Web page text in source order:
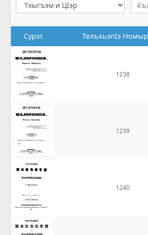
Сурэт ТелъхьэпIэ Номыр
1238
1239
1240